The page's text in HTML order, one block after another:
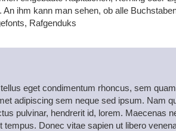
An ihm kann man sehen, ob alle
Rafgenduks
eget condimentum rhoncus, sem quam
adipiscing sem neque sed ipsum. Nam
pulvinar, hendrerit id, lorem. Maecenas
tempus. Donec vitae sapien ut libero